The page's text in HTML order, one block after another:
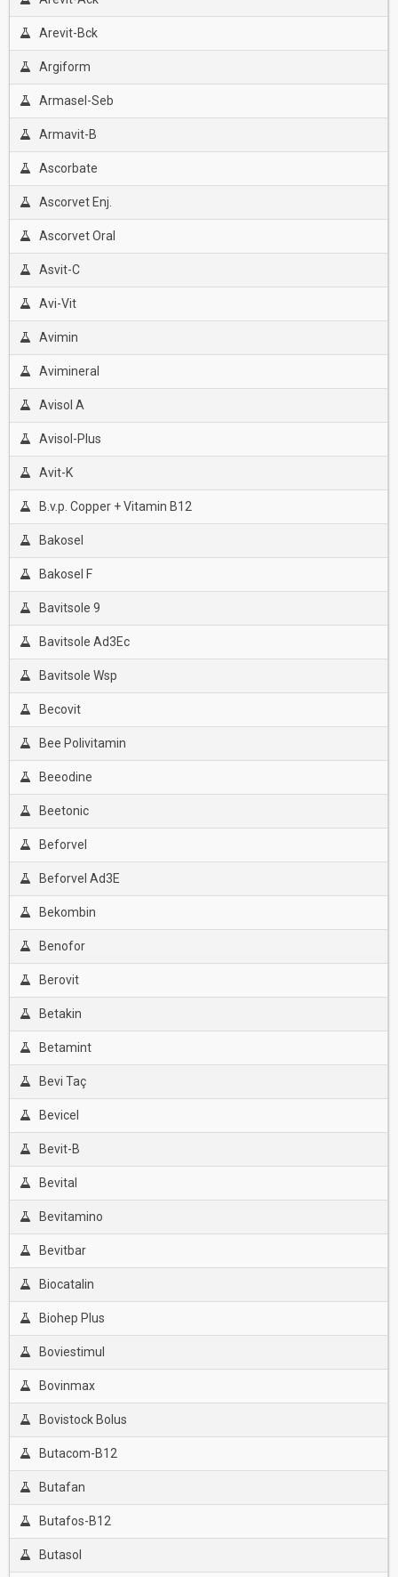
Arevit-Bck
Argiform
Armasel-Seb
Armavit-B
Ascorbate
Ascorvet Enj.
Ascorvet Oral
Asvit-C
Avi-Vit
Avimin
Avimineral
Avisol A
Avisol-Plus
Avit-K
B.v.p. Copper + Vitamin B12
Bakosel
Bakosel F
Bavitsole 9
Bavitsole Ad3Ec
Bavitsole Wsp
Becovit
Bee Polivitamin
Beeodine
Beetonic
Beforvel
Beforvel Ad3E
Bekombin
Benofor
Berovit
Betakin
Betamint
Bevi Taç
Bevicel
Bevit-B
Bevital
Bevitamino
Bevitbar
Biocatalin
Biohep Plus
Boviestimul
Bovinmax
Bovistock Bolus
Butacom-B12
Butafan
Butafos-B12
Butasol